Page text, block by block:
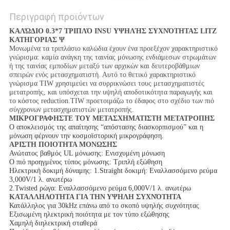
Περιγραφή προϊόντων
ΚΑΛΏΔΙΟ 0.3*7 ΤΡΙΠΛΌ INSU ΥΨΗΛΉΣ ΣΥΧΝΌΤΗΤΑΣ LITZ
ΚΑΤΗΓΟΡΙΑΣ Ψ
Μονωμένα τα τριπλάσιο καλώδια έχουν ένα προεξέχον χαρακτηριστικό
γνώρισμα: καμία ανάγκη της ταινίας μόνωσης ενδιάμεσων στρωμάτων
ή της ταινίας εμποδίων μεταξύ των αρχικών και δευτεροβάθμιων
σπειρών ενός μετασχηματιστή. Αυτό το θετικό χαρακτηριστικό
γνώρισμα TIW χρησιμεύει να συρρικνώσει τους μετασχηματιστές
μετατροπής, και υπόσχεται την υψηλή αποδοτικότητα παραγωγής και
το κόστος reduction.TIW προετοιμάζω το έδαφος στο σχέδιο των πιό
σύγχρονων μετασχηματιστών μετατροπής.
ΜΙΚΡΟΓΡΑΦΗΣΤΕ ΤΟΥ ΜΕΤΑΣΧΗΜΑΤΙΣΤΗ ΜΕΤΑΤΡΟΠΗΣ
Ο αποκλεισμός της απαίτησης “απόστασης διασκορπισμού” και η
μόνωση φέρνουν την κοσμοϊστορική μικρογράφηση.
ΑΡΙΣΤΗ ΠΟΙΟΤΗΤΑ ΜΟΝΩΣΗΣ
Ανώτατος βαθμός UL μόνωσης: Ενισχυμένη μόνωση
Ο πιό προηγμένος τύπος μόνωσης: Τριπλή εξώθηση
Ηλεκτρική δοκιμή δύναμης: 1.Straight δοκιμή: Εναλλασσόμενο ρεύμα
3,000V/1 λ. ανωτέρω
2.Twisted ρώγα: Εναλλασσόμενο ρεύμα 6,000V/1 λ. ανωτέρω
ΚΑΤΑΛΛΗΛΟΤΗΤΑ ΓΙΑ ΤΗΝ ΥΨΗΛΗ ΣΥΧΝΌΤΗΤΑ
Κατάλληλος για 30kHz επάνω από το σκοπό υψηλής συχνότητας
Εξισωμένη ηλεκτρική ποιότητα με τον τύπο εξώθησης
Χαμηλή διηλεκτρική σταθερά